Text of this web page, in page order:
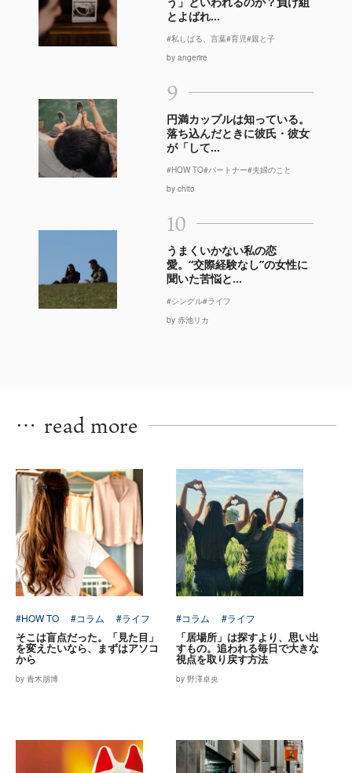
とよばれ...
#私しばる、言葉#育児#親と子
by angerire
9
円満カップルは知っている。
落ち込んだときに彼氏・彼女
が「して...
#HOW TO#パートナー#夫婦のこと
by chito
10
うまくいかない私の恋
愛。“交際経験なし”の女性に
聞いた苦悩と...
#シングル#ライフ
by 赤池リカ
… read more
#HOW TO #コラム #ライフ
そこは盲点だった。「見た目」
を変えたいなら、まずはアソコ
から
by 青木朋博
#コラム #ライフ
「居場所」は探すより、思い出
すもの。追われる毎日で大きな
視点を取り戻す方法
by 野澤卓央